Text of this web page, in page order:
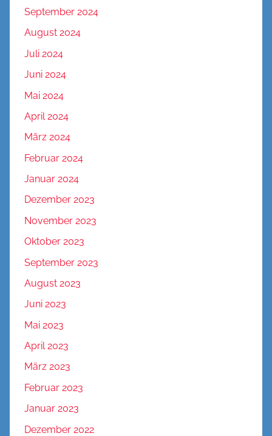
September 2024
August 2024
Juli 2024
Juni 2024
Mai 2024
April 2024
März 2024
Februar 2024
Januar 2024
Dezember 2023
November 2023
Oktober 2023
September 2023
August 2023
Juni 2023
Mai 2023
April 2023
März 2023
Februar 2023
Januar 2023
Dezember 2022